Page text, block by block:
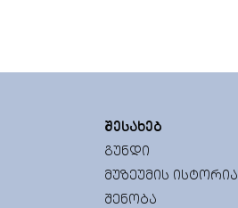
ᲨᲔᲡᲐᲮᲔᲑ
ᲒᲣᲜᲓᲘ
ᲛᲣᲖᲔᲣᲛᲘᲡ ᲘᲡᲢᲝᲠᲘᲐ
ᲨᲔᲜᲝᲑᲐ